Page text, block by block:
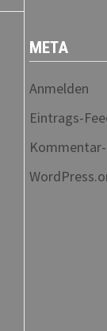
META
Anmelden
Eintrags-